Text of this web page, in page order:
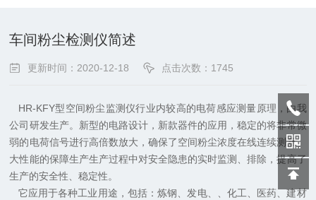
车间粉尘检测仪简述
更新时间：2020-12-18 点击次数：1745
HR-KFY型空间粉尘监测仪行业内较高的电荷感应测量原理，由我
公司研发生产。新型的电路设计，新款器件的应用，稳定的将非常微
弱的电荷信号进行高倍数放大，确保了空间粉尘浓度在线连续测量。
大性能的保障生产生产过程中对安全隐患的实时监测、排除，提高了
生产的安全性、稳定性。
它应用于各种工业用途，包括：炼钢、发电、、化工、医药、建材